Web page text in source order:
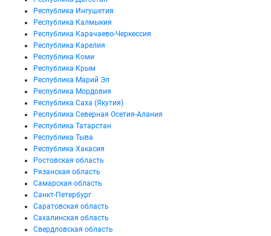
Республика Ингушетия
Республика Калмыкия
Республика Карачаево-Черкессия
Республика Карелия
Республика Коми
Республика Крым
Республика Марий Эл
Республика Мордовия
Республика Саха (Якутия)
Республика Северная Осетия-Алания
Республика Татарстан
Республика Тыва
Республика Хакасия
Ростовская область
Рязанская область
Самарская область
Санкт-Петербург
Саратовская область
Сахалинская область
Свердловская область